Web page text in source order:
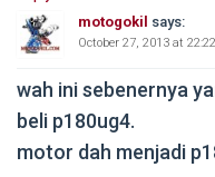
motogokil says:
October 27, 2013 at 22:22
wah ini sebenernya
beli p180ug4.
motor dah menjadi